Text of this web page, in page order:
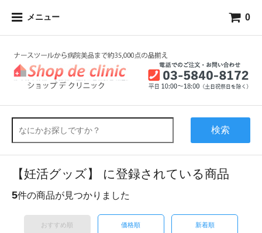
メニュー 0
検索
【妊活グッズ】 に登録されている商品
5件の商品が見つかりました
おすすめ順 価格順 新着順